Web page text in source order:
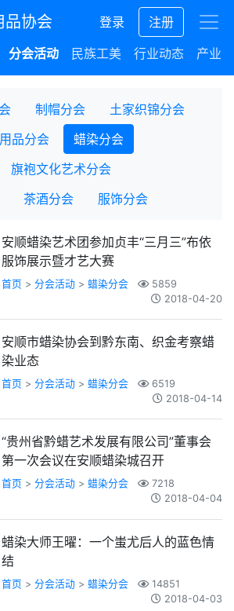
品协会 登录
注册
分会活动 民族工美 行业动态 产业
制帽分会
土家织锦分会
品分会
蜡染分会
旗袍文化艺术分会
茶酒分会 服饰分会
安顺蜡染艺术团参加贞丰“三月三”布依
服饰展示暨才艺大赛
首页 > 分会活动 > 蜡染分会
5859
2018-04-20
安顺市蜡染协会到黔东南、织金考察蜡
染业态
首页 > 分会活动 > 蜡染分会
6519
2018-04-14
“贵州省黔蜡艺术发展有限公司”董事会
第一次会议在安顺蜡染城召开
首页 > 分会活动 > 蜡染分会
7218
2018-04-04
蜡染大师王曜：一个蚩尤后人的蓝色情
结
首页 > 分会活动 > 蜡染分会
14851
2018-04-03